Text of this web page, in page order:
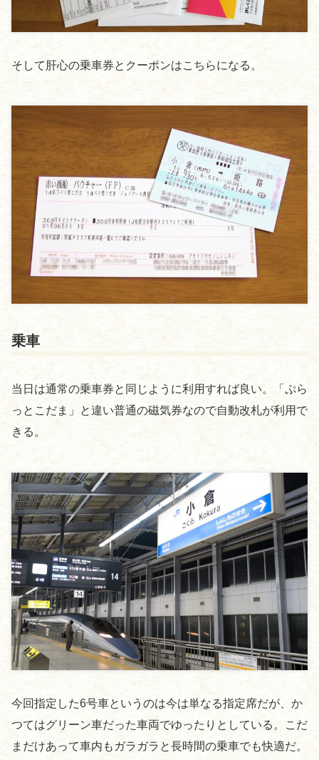
そして肝心の乗車券とクーポンはこちらになる。
乗車
当日は通常の乗車券と同じように利用すれば良い。「ぷら
っとこだま」と違い普通の磁気券なので自動改札が利用で
きる。
今回指定した6号車というのは今は単なる指定席だが、か
つてはグリーン車だった車両でゆったりとしている。こだ
まだけあって車内もガラガラと長時間の乗車でも快適だ。